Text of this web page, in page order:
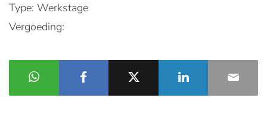
Type: Werkstage
Vergoeding: